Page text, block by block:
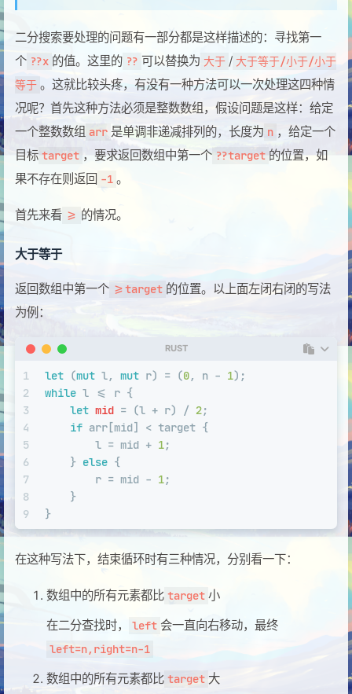
二分搜索要处理的问题有一部分都是这样描述的：寻找第一
个 ??x 的值。这里的 ?? 可以替换为 大于 / 大于等于/小于/小于
等于 。这就比较头疼，有没有一种方法可以一次处理这四种情
况呢？首先这种方法必须是整数数组，假设问题是这样：给定
一个整数数组 arr 是单调非递减排列的，长度为 n ，给定一个
目标 target ，要求返回数组中第一个 ??target 的位置，如
果不存在则返回 -1 。
首先来看 >= 的情况。
大于等于
返回数组中第一个 >=target 的位置。以上面左闭右闭的写法
为例：
RUST
1
2
3
4
5
6
7
8
9
let (mut l, mut r) = (0, n - 1);
while l <= r {
let mid = (l + r) / 2;
if arr[mid] < target {
        l = mid +
1;
    }
else {
        r = mid -
1;
    }
}
在这种写法下，结束循环时有三种情况，分别看一下：
数组中的所有元素都比 target 小
在二分查找时，
left 会一直向右移动，最终
left=n,right=n-1
数组中的所有元素都比 target 大